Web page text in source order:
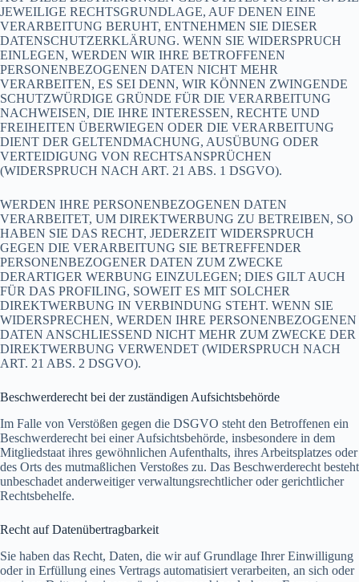
JEWEILIGE RECHTSGRUNDLAGE, AUF DENEN EINE
VERARBEITUNG BERUHT, ENTNEHMEN SIE DIESER
DATENSCHUTZERKLÄRUNG. WENN SIE WIDERSPRUCH
EINLEGEN, WERDEN WIR IHRE BETROFFENEN
PERSONENBEZOGENEN DATEN NICHT MEHR
VERARBEITEN, ES SEI DENN, WIR KÖNNEN ZWINGENDE
SCHUTZWÜRDIGE GRÜNDE FÜR DIE VERARBEITUNG
NACHWEISEN, DIE IHRE INTERESSEN, RECHTE UND
FREIHEITEN ÜBERWIEGEN ODER DIE VERARBEITUNG
DIENT DER GELTENDMACHUNG, AUSÜBUNG ODER
VERTEIDIGUNG VON RECHTSANSPRÜCHEN
(WIDERSPRUCH NACH ART. 21 ABS. 1 DSGVO).
WERDEN IHRE PERSONENBEZOGENEN DATEN
VERARBEITET, UM DIREKTWERBUNG ZU BETREIBEN, SO
HABEN SIE DAS RECHT, JEDERZEIT WIDERSPRUCH
GEGEN DIE VERARBEITUNG SIE BETREFFENDER
PERSONENBEZOGENER DATEN ZUM ZWECKE
DERARTIGER WERBUNG EINZULEGEN; DIES GILT AUCH
FÜR DAS PROFILING, SOWEIT ES MIT SOLCHER
DIREKTWERBUNG IN VERBINDUNG STEHT. WENN SIE
WIDERSPRECHEN, WERDEN IHRE PERSONENBEZOGENEN
DATEN ANSCHLIESSEND NICHT MEHR ZUM ZWECKE DER
DIREKTWERBUNG VERWENDET (WIDERSPRUCH NACH
ART. 21 ABS. 2 DSGVO).
Beschwerde­recht bei der zuständigen Aufsichts­behörde
Im Falle von Verstößen gegen die DSGVO steht den Betroffenen ein
Beschwerderecht bei einer Aufsichtsbehörde, insbesondere in dem
Mitgliedstaat ihres gewöhnlichen Aufenthalts, ihres Arbeitsplatzes oder
des Orts des mutmaßlichen Verstoßes zu. Das Beschwerderecht besteht
unbeschadet anderweitiger verwaltungsrechtlicher oder gerichtlicher
Rechtsbehelfe.
Recht auf Daten­übertrag­barkeit
Sie haben das Recht, Daten, die wir auf Grundlage Ihrer Einwilligung
oder in Erfüllung eines Vertrags automatisiert verarbeiten, an sich oder